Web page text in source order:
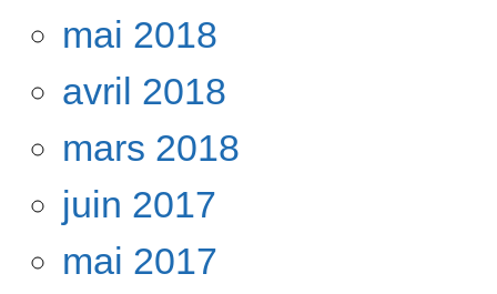
mai 2018
avril 2018
mars 2018
juin 2017
mai 2017